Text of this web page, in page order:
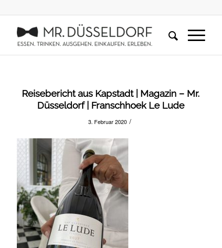
Reisebericht aus Kapstadt | Magazin – Mr.
Düsseldorf | Franschhoek Le Lude
3. Februar 2020 /